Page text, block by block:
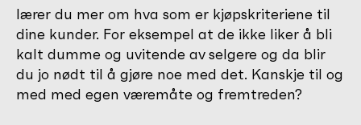
lærer du mer om hva som er kjøpskriteriene til
dine kunder. For eksempel at de ikke liker å bli
kalt dumme og uvitende av selgere og da blir
du jo nødt til å gjøre noe med det. Kanskje til og
med med egen væremåte og fremtreden?